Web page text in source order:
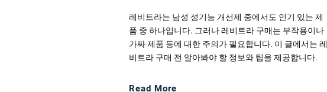
레비트라는 남성 성기능 개선제 중에서도 인기 있는 제
품 중 하나입니다. 그러나 레비트라 구매는 부작용이나
가짜 제품 등에 대한 주의가 필요합니다. 이 글에서는 레
비트라 구매 전 알아봐야 할 정보와 팁을 제공합니다.
Read More